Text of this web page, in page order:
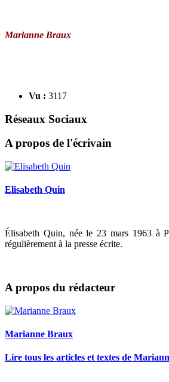
Marianne Braux
Vu : 3117
Réseaux Sociaux
A propos de l'écrivain
Elisabeth Quin
Élisabeth Quin, née le 23 mars 1963 à
régulièrement à la presse écrite.
A propos du rédacteur
Marianne Braux
Lire tous les articles et textes de